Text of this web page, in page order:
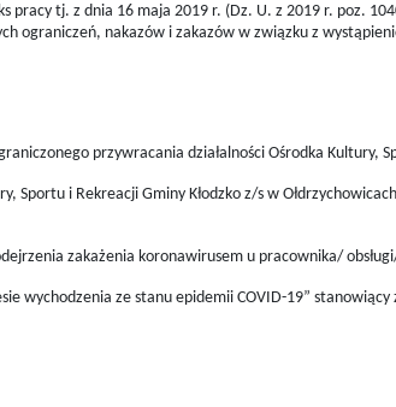
pracy tj. z dnia 16 maja 2019 r. (Dz. U. z 2019 r. poz.
ograniczeń, nakazów i zakazów w związku z
przywracania działalności Ośrodka Kultury,
Sportu i Rekreacji Gminy Kłodzko z/s w
zakażenia koronawirusem u pracownika/
wychodzenia ze stanu epidemii COVID-19” stanowiący